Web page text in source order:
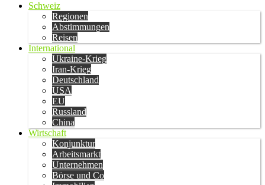
Schweiz
Regionen
Abstimmungen
Reisen
International
Ukraine-Krieg
Iran-Krieg
Deutschland
USA
EU
Russland
China
Wirtschaft
Konjunktur
Arbeitsmarkt
Unternehmen
Börse und Co